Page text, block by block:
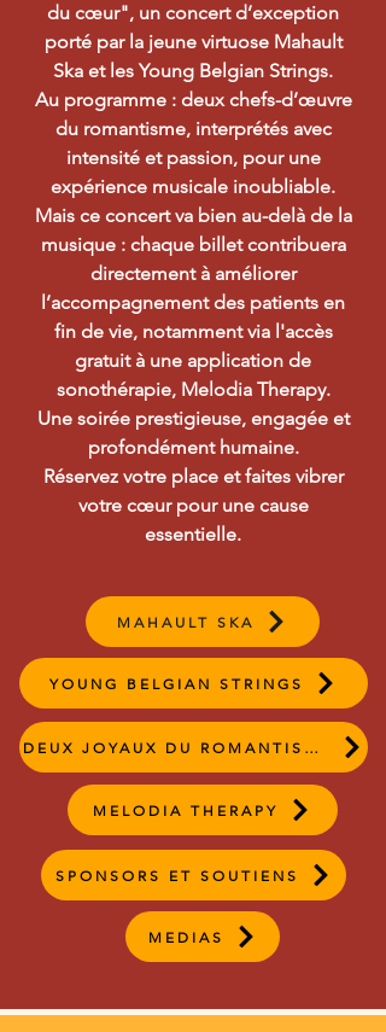
du cœur", un concert d’exception
porté par la jeune virtuose Mahault
Ska et les Young Belgian Strings.
Au programme : deux chefs-d’œuvre
du romantisme, interprétés avec
intensité et passion, pour une
expérience musicale inoubliable.
Mais ce concert va bien au-delà de la
musique : chaque billet contribuera
directement à améliorer
l’accompagnement des patients en
fin de vie, notamment via l'accès
gratuit à une application de
sonothérapie, Melodia Therapy.
Une soirée prestigieuse, engagée et
profondément humaine.
Réservez votre place et faites vibrer
votre cœur pour une cause
essentielle.
MAHAULT SKA
YOUNG BELGIAN STRINGS
DEUX JOYAUX DU ROMANTISME
MELODIA THERAPY
SPONSORS ET SOUTIENS
MEDIAS